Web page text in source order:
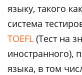
языку, такого как
система
TOEFL (Тест на
иностранного),
языка, в том